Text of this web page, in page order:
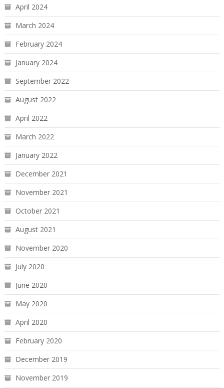
April 2024
March 2024
February 2024
January 2024
September 2022
August 2022
April 2022
March 2022
January 2022
December 2021
November 2021
October 2021
August 2021
November 2020
July 2020
June 2020
May 2020
April 2020
February 2020
December 2019
November 2019